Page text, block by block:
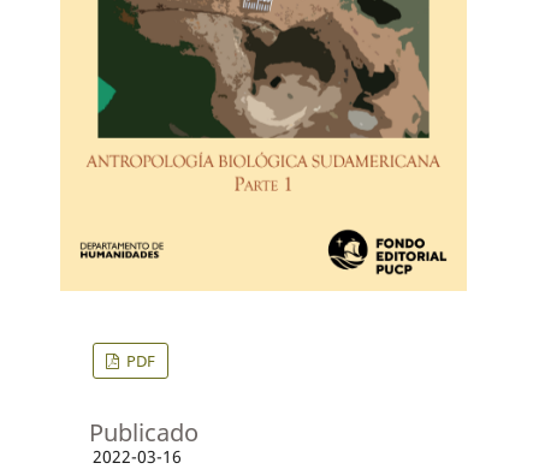
PDF
Publicado
2022-03-16